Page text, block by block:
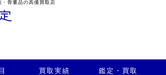
骨董品の高価買取店
買取実績 鑑定・買取